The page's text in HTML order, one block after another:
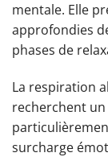
mentale. Elle
approfondies
phases de
La respiration
recherchent un
surcharge